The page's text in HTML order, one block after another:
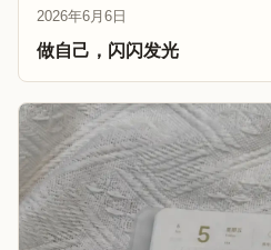
2026年6月6日
做自己，闪闪发光